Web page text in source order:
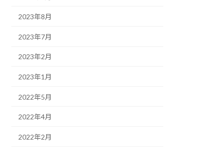
2023年8月
2023年7月
2023年2月
2023年1月
2022年5月
2022年4月
2022年2月